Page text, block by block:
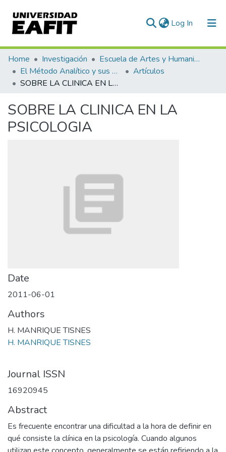
Log In (current)
Communities & Collections
All of DSpace
Home Investigación
Escuela de Artes y Humanidades
El Método Analítico y sus Aplicaciones en las Ciencias Sociales y Humanas (EAFIT - U de A)
Artículos
SOBRE LA CLINICA EN LA PSICOLOGIA
SOBRE LA CLINICA EN LA
PSICOLOGIA
Date
2011-06-01
Authors
H. MANRIQUE TISNES
H. MANRIQUE TISNES
Journal ISSN
16920945
Abstract
Es frecuente encontrar una dificultad a la hora de definir en
qué consiste la clínica en la psicología. Cuando algunos